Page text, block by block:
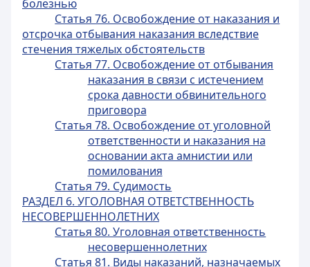
болезнью
Статья 76. Освобождение от наказания и
отсрочка отбывания наказания вследствие
стечения тяжелых обстоятельств
Статья 77. Освобождение от отбывания
наказания в связи с истечением
срока давности обвинительного
приговора
Статья 78. Освобождение от уголовной
ответственности и наказания на
основании акта амнистии или
помилования
Статья 79. Судимость
РАЗДЕЛ 6. УГОЛОВНАЯ ОТВЕТСТВЕННОСТЬ
НЕСОВЕРШЕННОЛЕТНИХ
Статья 80. Уголовная ответственность
несовершеннолетних
Статья 81. Виды наказаний, назначаемых